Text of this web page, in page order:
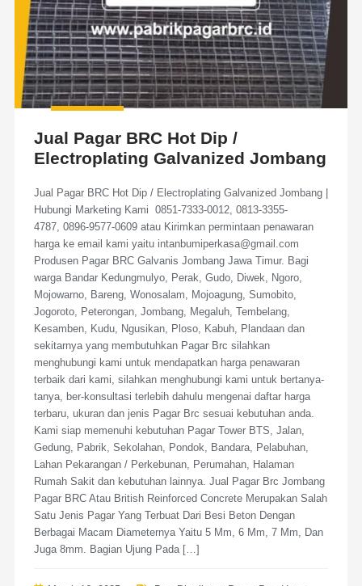
Jual Pagar BRC Hot Dip /
Electroplating Galvanized Jombang
Jual Pagar BRC Hot Dip / Electroplating Galvanized Jombang |
Hubungi Marketing Kami 0851-7333-0012, 0813-3355-
4787, 0896-9577-0609 atau Kirimkan permintaan penawaran
harga ke email kami yaitu intanbumiperkasa@gmail.com
Produsen Pagar BRC Galvanis Jombang Jawa Timur. Bagi
warga Bandar Kedungmulyo, Perak, Gudo, Diwek, Ngoro,
Mojowarno, Bareng, Wonosalam, Mojoagung, Sumobito,
Jogoroto, Peterongan, Jombang, Megaluh, Tembelang,
Kesamben, Kudu, Ngusikan, Ploso, Kabuh, Plandaan dan
sekitarnya yang membutuhkan Pagar Brc silahkan
menghubungi kami untuk mendapatkan harga penawaran
terbaik dari kami, silahkan menghubungi kami untuk bertanya-
tanya, ber-konsultasi terlebih dahulu mengenai daftar harga
terbaru, ukuran dan jenis Pagar Brc sesuai kebutuhan anda.
Kami siap memenuhi kebutuhan Pagar Tower BTS, Jalan,
Gedung, Pabrik, Sekolahan, Pondok, Bandara, Pelabuhan,
Lahan Pekarangan / Perkebunan, Perumahan, Halaman
Rumah Sakit dan kebutuhan lainnya. Jual Pagar Brc Jombang
Pagar BRC Atau British Reinforced Concrete Merupakan Salah
Satu Jenis Pagar Yang Terbuat Dari Besi Beton Dengan
Berbagai Macam Diameternya Yaitu 5 Mm, 6 Mm, 7 Mm, Dan
Juga 8mm. Bagian Ujung Pada […]